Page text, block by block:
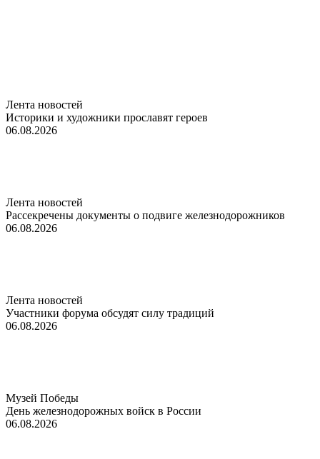
Лента новостей
Историки и художники прославят героев
06.08.2026
Лента новостей
Рассекречены документы о подвиге железнодорожников
06.08.2026
Лента новостей
Участники форума обсудят силу традиций
06.08.2026
Музей Победы
День железнодорожных войск в России
06.08.2026